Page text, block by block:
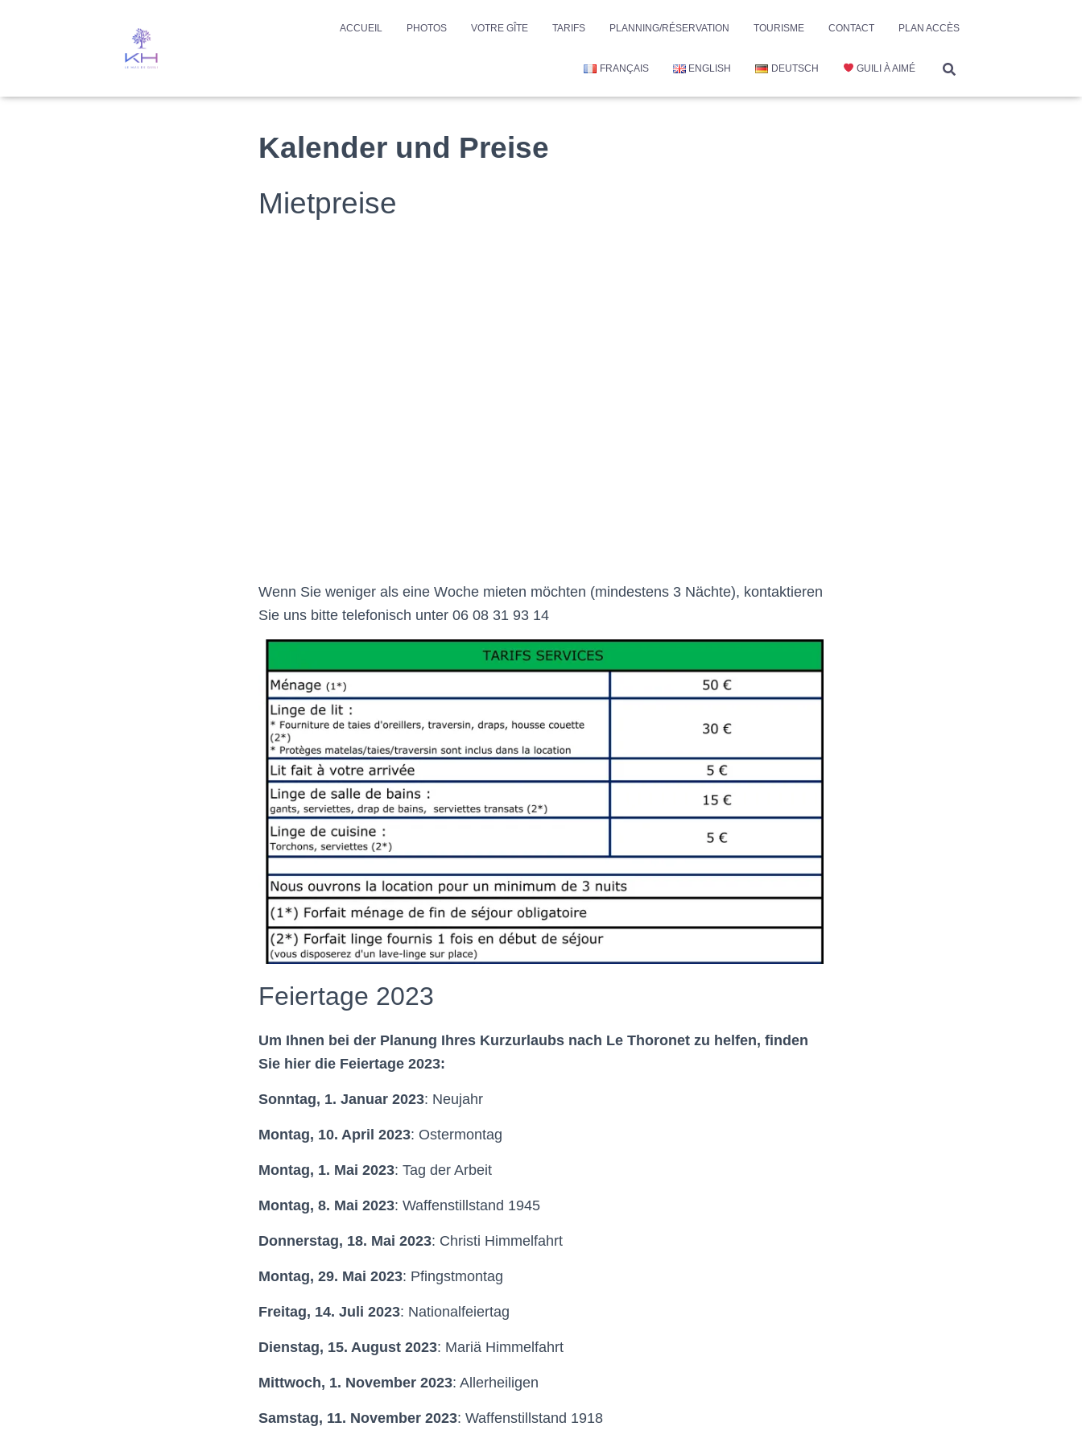
ACCUEIL PHOTOS VOTRE GÎTE TARIFS PLANNING/RÉSERVATION TOURISME CONTACT PLAN ACCÈS
FRANÇAIS ENGLISH DEUTSCH GUILI À AIMÉ
Kalender und Preise
Mietpreise
Wenn Sie weniger als eine Woche mieten möchten (mindestens 3 Nächte), kontaktieren
Sie uns bitte telefonisch unter 06 08 31 93 14
Feiertage 2023
Um Ihnen bei der Planung Ihres Kurzurlaubs nach Le Thoronet zu helfen, finden
Sie hier die Feiertage 2023:
Sonntag, 1. Januar 2023: Neujahr
Montag, 10. April 2023: Ostermontag
Montag, 1. Mai 2023: Tag der Arbeit
Montag, 8. Mai 2023: Waffenstillstand 1945
Donnerstag, 18. Mai 2023: Christi Himmelfahrt
Montag, 29. Mai 2023: Pfingstmontag
Freitag, 14. Juli 2023: Nationalfeiertag
Dienstag, 15. August 2023: Mariä Himmelfahrt
Mittwoch, 1. November 2023: Allerheiligen
Samstag, 11. November 2023: Waffenstillstand 1918